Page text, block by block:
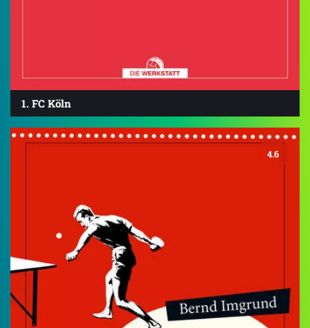
1. FC Köln
4.6